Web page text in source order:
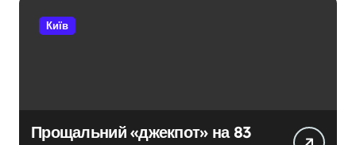
Київ
Прощальний «джекпот» на 83